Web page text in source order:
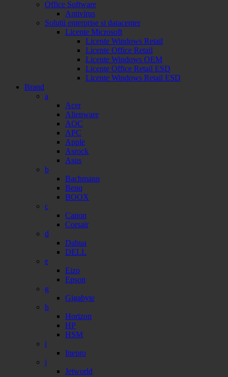
Office Software
Antivirus
Solutii enterprise si datacenter
Licente Microsoft
Licente Windows Retail
Licente Office Retail
Licente Windows OEM
Licente Office Retail ESD
Licente Windows Retail ESD
Brand
a
Acer
Alienware
AOC
APC
Apple
Asrock
Asus
b
Bachmann
Benq
BOOX
c
Canon
Corsair
d
Dahua
DELL
e
Eizo
Epson
g
Gigabyte
h
Horizon
HP
HSM
i
Inepro
j
Jetworld